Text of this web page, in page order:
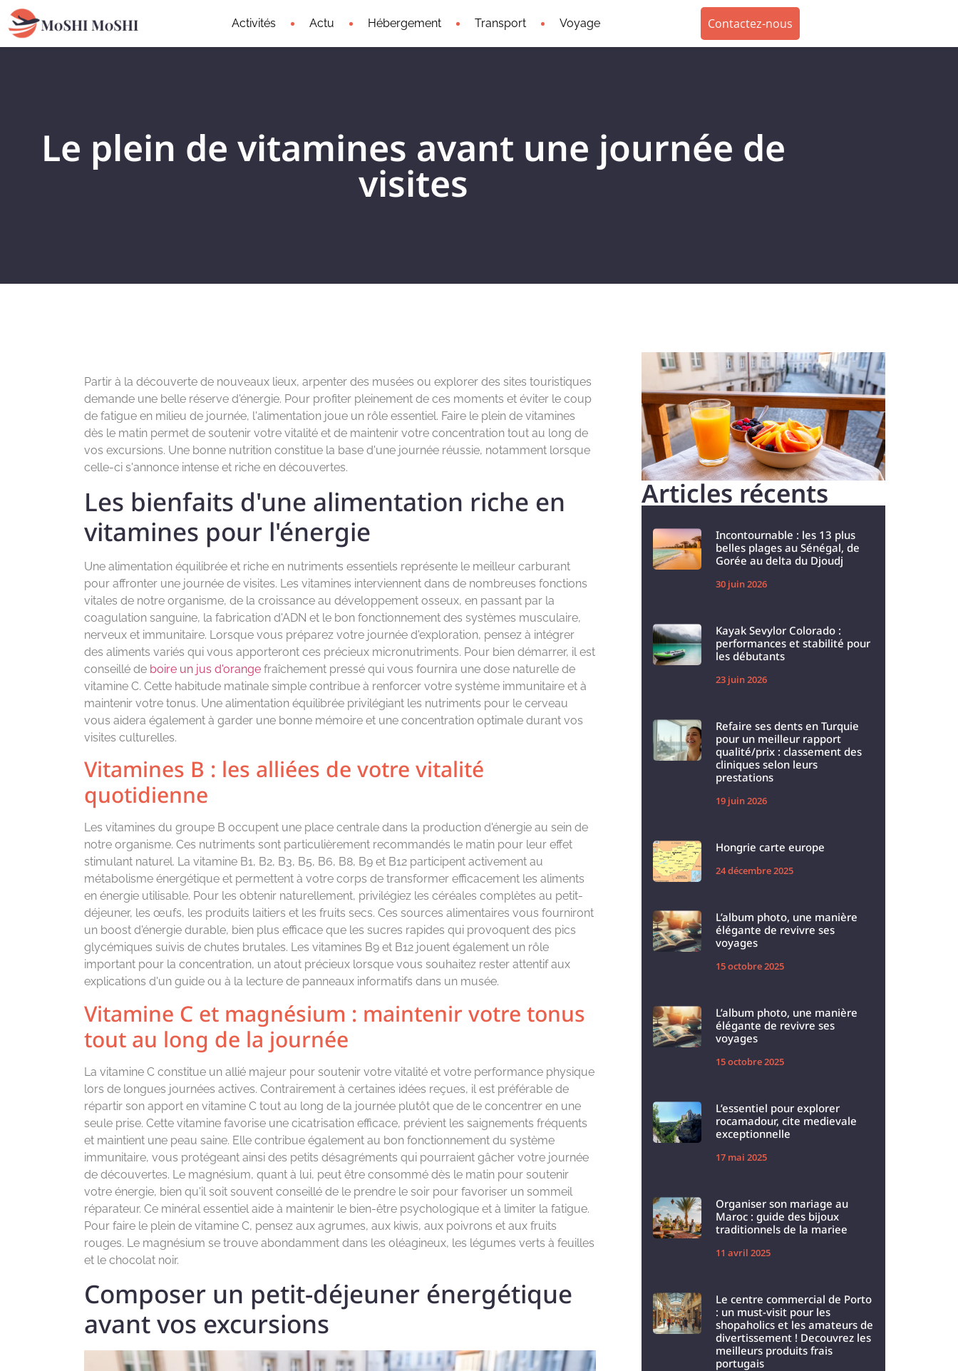
Activités Actu Hébergement Transport Voyage Contactez-nous
Le plein de vitamines avant une journée de
visites
Partir à la découverte de nouveaux lieux, arpenter des musées ou explorer des sites touristiques
demande une belle réserve d'énergie. Pour profiter pleinement de ces moments et éviter le coup
de fatigue en milieu de journée, l'alimentation joue un rôle essentiel. Faire le plein de vitamines
dès le matin permet de soutenir votre vitalité et de maintenir votre concentration tout au long de
vos excursions. Une bonne nutrition constitue la base d'une journée réussie, notamment lorsque
celle-ci s'annonce intense et riche en découvertes.
Les bienfaits d'une alimentation riche en
vitamines pour l'énergie
Une alimentation équilibrée et riche en nutriments essentiels représente le meilleur carburant
pour affronter une journée de visites. Les vitamines interviennent dans de nombreuses fonctions
vitales de notre organisme, de la croissance au développement osseux, en passant par la
coagulation sanguine, la fabrication d'ADN et le bon fonctionnement des systèmes musculaire,
nerveux et immunitaire. Lorsque vous préparez votre journée d'exploration, pensez à intégrer
des aliments variés qui vous apporteront ces précieux micronutriments. Pour bien démarrer, il est
conseillé de boire un jus d'orange fraîchement pressé qui vous fournira une dose naturelle de
vitamine C. Cette habitude matinale simple contribue à renforcer votre système immunitaire et à
maintenir votre tonus. Une alimentation équilibrée privilégiant les nutriments pour le cerveau
vous aidera également à garder une bonne mémoire et une concentration optimale durant vos
visites culturelles.
Vitamines B : les alliées de votre vitalité
quotidienne
Les vitamines du groupe B occupent une place centrale dans la production d'énergie au sein de
notre organisme. Ces nutriments sont particulièrement recommandés le matin pour leur effet
stimulant naturel. La vitamine B1, B2, B3, B5, B6, B8, B9 et B12 participent activement au
métabolisme énergétique et permettent à votre corps de transformer efficacement les aliments
en énergie utilisable. Pour les obtenir naturellement, privilégiez les céréales complètes au petit-
déjeuner, les œufs, les produits laitiers et les fruits secs. Ces sources alimentaires vous fourniront
un boost d'énergie durable, bien plus efficace que les sucres rapides qui provoquent des pics
glycémiques suivis de chutes brutales. Les vitamines B9 et B12 jouent également un rôle
important pour la concentration, un atout précieux lorsque vous souhaitez rester attentif aux
explications d'un guide ou à la lecture de panneaux informatifs dans un musée.
Vitamine C et magnésium : maintenir votre tonus
tout au long de la journée
La vitamine C constitue un allié majeur pour soutenir votre vitalité et votre performance physique
lors de longues journées actives. Contrairement à certaines idées reçues, il est préférable de
répartir son apport en vitamine C tout au long de la journée plutôt que de le concentrer en une
seule prise. Cette vitamine favorise une cicatrisation efficace, prévient les saignements fréquents
et maintient une peau saine. Elle contribue également au bon fonctionnement du système
immunitaire, vous protégeant ainsi des petits désagréments qui pourraient gâcher votre journée
de découvertes. Le magnésium, quant à lui, peut être consommé dès le matin pour soutenir
votre énergie, bien qu'il soit souvent conseillé de le prendre le soir pour favoriser un sommeil
réparateur. Ce minéral essentiel aide à maintenir le bien-être psychologique et à limiter la fatigue.
Pour faire le plein de vitamine C, pensez aux agrumes, aux kiwis, aux poivrons et aux fruits
rouges. Le magnésium se trouve abondamment dans les oléagineux, les légumes verts à feuilles
et le chocolat noir.
Composer un petit-déjeuner énergétique
avant vos excursions
Articles récents
Incontournable : les 13 plus
belles plages au Sénégal, de
Gorée au delta du Djoudj
30 juin 2026
Kayak Sevylor Colorado :
performances et stabilité pour
les débutants
23 juin 2026
Refaire ses dents en Turquie
pour un meilleur rapport
qualité/prix : classement des
cliniques selon leurs
prestations
19 juin 2026
Hongrie carte europe
24 décembre 2025
L’album photo, une manière
élégante de revivre ses
voyages
15 octobre 2025
L’album photo, une manière
élégante de revivre ses
voyages
15 octobre 2025
L’essentiel pour explorer
rocamadour, cite medievale
exceptionnelle
17 mai 2025
Organiser son mariage au
Maroc : guide des bijoux
traditionnels de la mariee
11 avril 2025
Le centre commercial de Porto
: un must-visit pour les
shopaholics et les amateurs de
divertissement ! Decouvrez les
meilleurs produits frais
portugais